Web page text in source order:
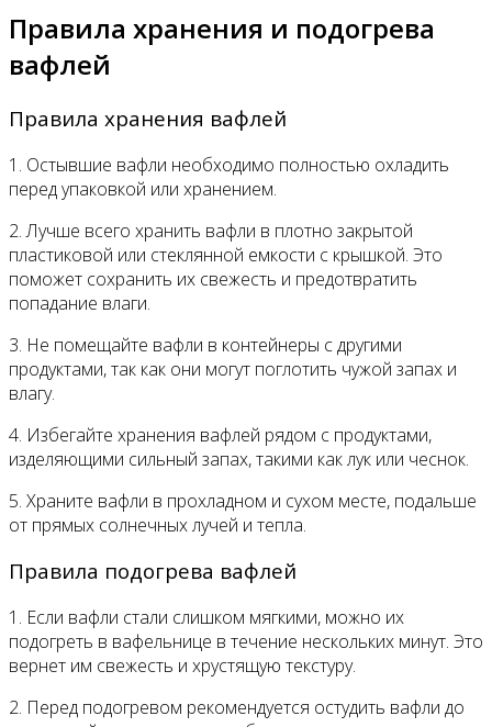
Правила хранения и подогрева
вафлей
Правила хранения вафлей
1. Остывшие вафли необходимо полностью охладить
перед упаковкой или хранением.
2. Лучше всего хранить вафли в плотно закрытой
пластиковой или стеклянной емкости с крышкой. Это
поможет сохранить их свежесть и предотвратить
попадание влаги.
3. Не помещайте вафли в контейнеры с другими
продуктами, так как они могут поглотить чужой запах и
влагу.
4. Избегайте хранения вафлей рядом с продуктами,
изделяющими сильный запах, такими как лук или чеснок.
5. Храните вафли в прохладном и сухом месте, подальше
от прямых солнечных лучей и тепла.
Правила подогрева вафлей
1. Если вафли стали слишком мягкими, можно их
подогреть в вафельнице в течение нескольких минут. Это
вернет им свежесть и хрустящую текстуру.
2. Перед подогревом рекомендуется остудить вафли до